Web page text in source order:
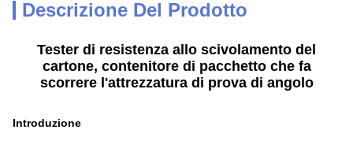
Descrizione Del Prodotto
Tester di resistenza allo scivolamento del
cartone, contenitore di pacchetto che fa
scorrere l'attrezzatura di prova di angolo
Introduzione